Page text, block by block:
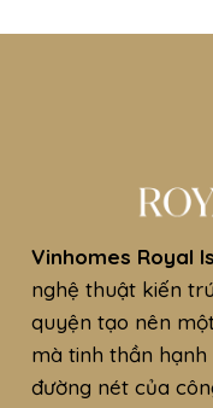
Vinhomes Royal
nghệ thuật kiến
quyện tạo nên
mà tinh thần
đường nét của